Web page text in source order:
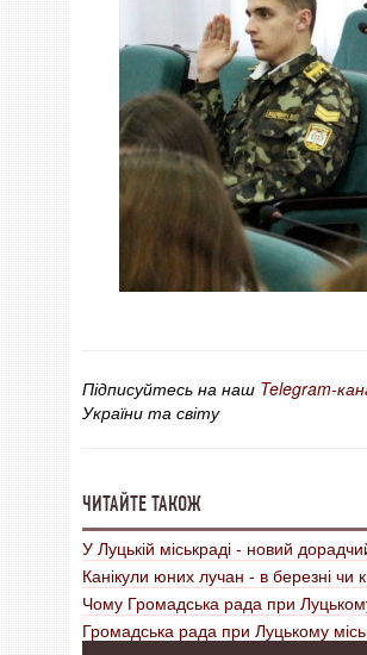
Підписуйтесь на наш Telegram-
України та світу
ЧИТАЙТЕ ТАКОЖ
У Луцькій міськраді - новий
Канікули юних лучан - в березні чи
Чому Громадська рада при
Громадська рада при Луцькому